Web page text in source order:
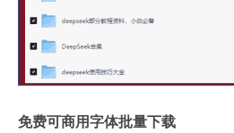
免费可商用字体批量下载